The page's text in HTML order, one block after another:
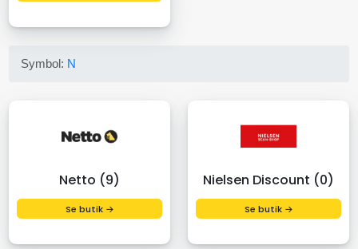
Symbol: N
Netto (9)
Se butik →
Nielsen Discount (0)
Se butik →